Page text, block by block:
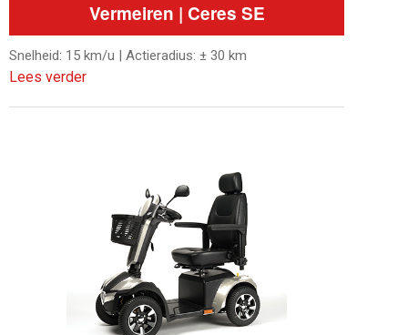
Vermeiren | Ceres SE
Snelheid: 15 km/u | Actieradius: ± 30 km
Lees verder